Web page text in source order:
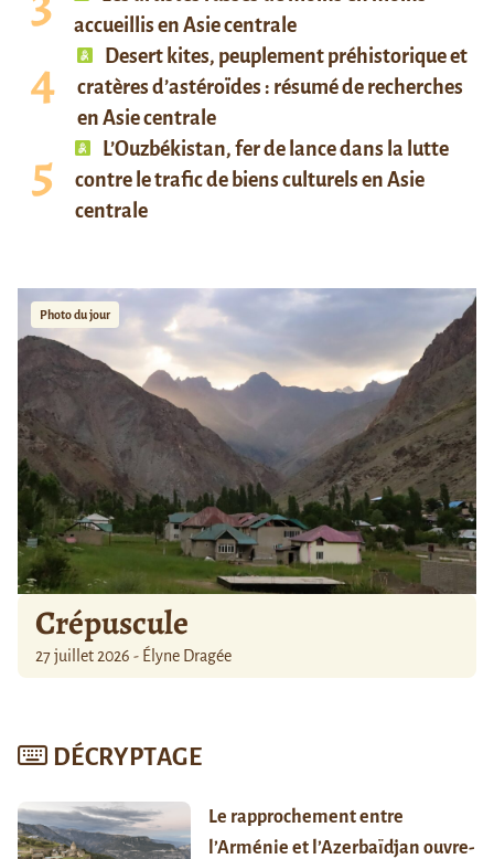
accueillis en Asie centrale
Desert kites, peuplement préhistorique et
cratères d’astéroïdes : résumé de recherches
en Asie centrale
L’Ouzbékistan, fer de lance dans la lutte
contre le trafic de biens culturels en Asie
centrale
Photo du jour
Crépuscule
27 juillet 2026 - Élyne Dragée
DÉCRYPTAGE
Le rapprochement entre
l’Arménie et l’Azerbaïdjan ouvre-